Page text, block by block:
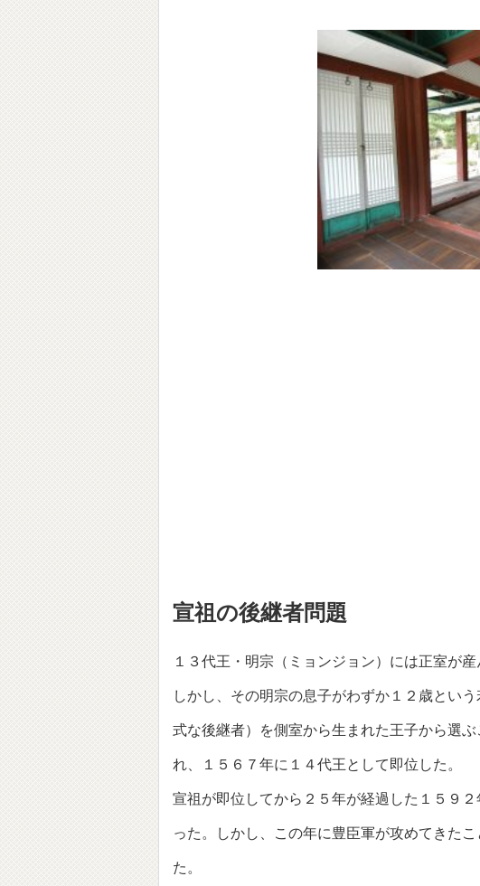
宣祖の後継者問題
１３代王・明宗（ミョンジョン）には正室が産
しかし、その明宗の息子がわずか１２歳とい
式な後継者）を側室から生まれた王子から選
れ、１５６７年に１４代王として即位した。
宣祖が即位してから２５年が経過した１５９
った。しかし、この年に豊臣軍が攻めてきた
た。